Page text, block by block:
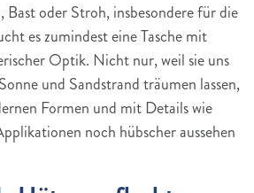
oder Stroh, insbesondere für die
es zumindest eine Tasche mit
Optik. Nicht nur, weil sie uns
und Sandstrand träumen lassen,
Formen und mit Details wie
noch hübscher aussehen